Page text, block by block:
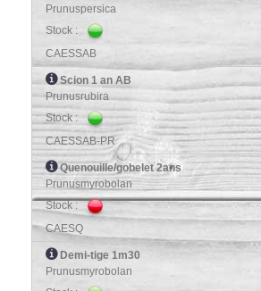
Prunuspersica
Stock :
CAESSAB
Scion 1 an AB
Prunusrubira
Stock :
CAESSAB-PR
Quenouille/gobelet 2ans
Prunusmyrobolan
Stock :
CAESQ
Demi-tige 1m30
Prunusmyrobolan